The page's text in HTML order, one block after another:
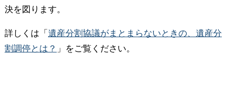
決を図ります。
詳しくは「 遺産分割協議がまとまらないときの、遺産分
割調停とは？ 」をご覧ください。